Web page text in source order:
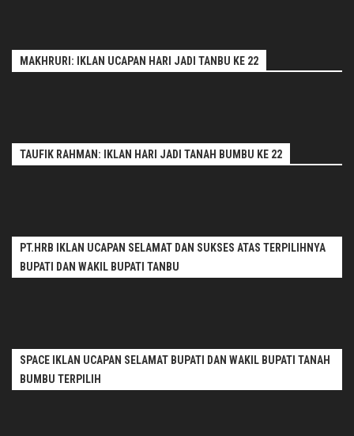
MAKHRURI: IKLAN UCAPAN HARI JADI TANBU KE 22
TAUFIK RAHMAN: IKLAN HARI JADI TANAH BUMBU KE 22
PT.HRB IKLAN UCAPAN SELAMAT DAN SUKSES ATAS TERPILIHNYA
BUPATI DAN WAKIL BUPATI TANBU
SPACE IKLAN UCAPAN SELAMAT BUPATI DAN WAKIL BUPATI TANAH
BUMBU TERPILIH